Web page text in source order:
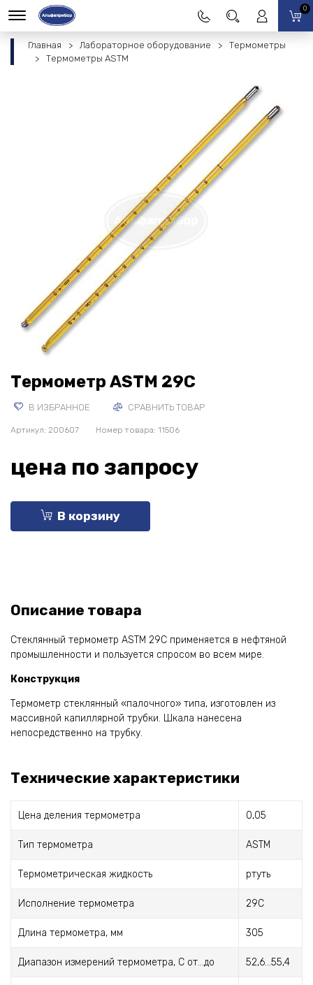
0
Главная Лабораторное оборудование
Термометры
Термометры ASTM
Термометр ASTM 29C
В ИЗБРАННОЕ СРАВНИТЬ ТОВАР
Артикул: 200607 Номер товара: 11506
цена по запросу
В корзину
Описание товара
Стеклянный термометр ASTM 29C применяется в нефтяной
промышленности и пользуется спросом во всем мире.
Конструкция
Термометр стеклянный «палочного» типа, изготовлен из
массивной капиллярной трубки. Шкала нанесена
непосредственно на трубку.
Технические характеристики
Цена деления термометра 0,05
Тип термометра ASTM
Термометрическая жидкость ртуть
Исполнение термометра 29C
Длина термометра, мм 305
Диапазон измерений термометра, С от...до 52,6...55,4